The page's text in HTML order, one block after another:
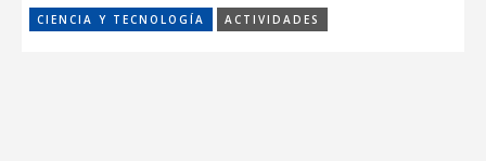
CIENCIA Y TECNOLOGÍA ACTIVIDADES